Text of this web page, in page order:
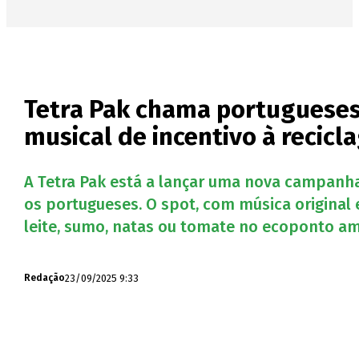
Tetra Pak chama
musical de incentivo à
A Tetra Pak está a lançar uma nova
os portugueses. O spot, com música
leite, sumo, natas ou tomate no ecoponto
Redação23/09/2025 9:33